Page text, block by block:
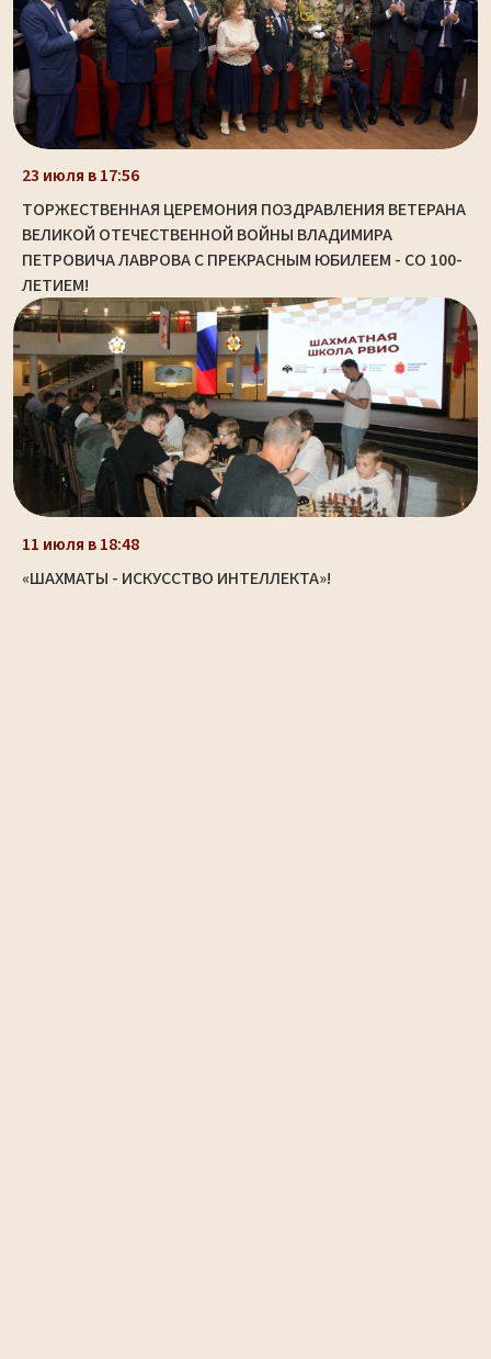
23 июля в 17:56
ТОРЖЕСТВЕННАЯ ЦЕРЕМОНИЯ ПОЗДРАВЛЕНИЯ ВЕТЕРАНА
ВЕЛИКОЙ ОТЕЧЕСТВЕННОЙ ВОЙНЫ ВЛАДИМИРА
ПЕТРОВИЧА ЛАВРОВА С ПРЕКРАСНЫМ ЮБИЛЕЕМ - СО 100-
ЛЕТИЕМ!
11 июля в 18:48
«ШАХМАТЫ - ИСКУССТВО ИНТЕЛЛЕКТА»!